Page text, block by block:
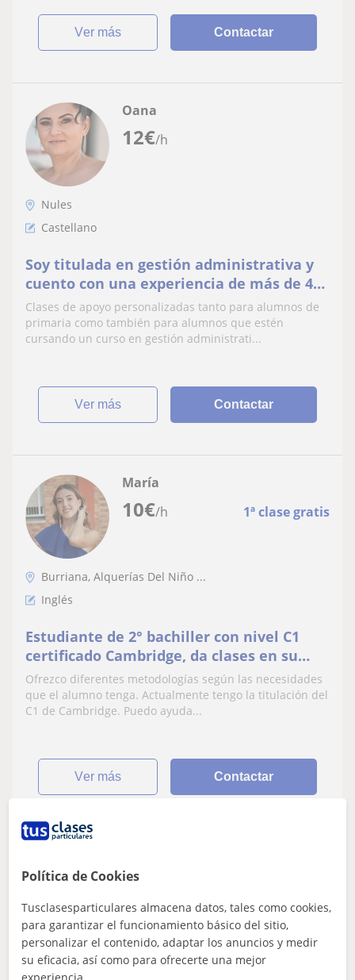
ver más Contactar
12€/h
Oana
Nules
Castellano
Soy titulada en gestión administrativa y
cuento con una experiencia de más de 4
años .
Clases de apoyo personalizadas tanto para alumnos de
primaria como también para alumnos que estén
cursando un curso en gestión administrati...
ver más Contactar
10€/h 1ª clase gratis
María
Burriana, Alquerías Del Niño ...
Inglés
Estudiante de 2° bachiller con nivel C1
certificado Cambridge, da clases en su
casa o domicilio
Ofrezco diferentes metodologías según las necesidades
que el alumno tenga. Actualmente tengo la titulación del
C1 de Cambridge. Puedo ayuda...
ver más Contactar
6€
Nules
Valenciano
Política de Cookies
Tusclasesparticulares almacena datos, tales como cookies,
para garantizar el funcionamiento básico del sitio,
personalizar el contenido, adaptar los anuncios y medir
su eficacia, así como para ofrecerte una mejor
experiencia.